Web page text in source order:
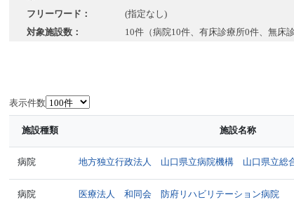
フリーワード：
(指定なし)
対象施設数：
10件（病院10件、有床診療所0件、無床
表示件数
施設種類 施設名称
病院 地方独立行政法人 山口県立病院機構 山口県立総
病院 医療法人 和同会 防府リハビリテーション病院